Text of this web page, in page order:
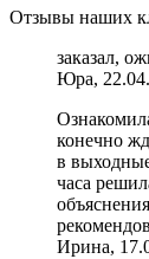
Отзывы наших
заказал,
Юра,
конечно
в
часа
Ирина,